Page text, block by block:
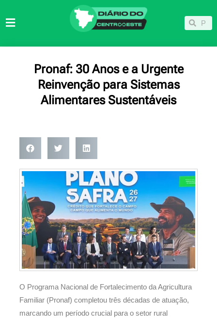
para
Pesquisar
Pronaf: 30 Anos e a Urgente
Reinvenção para Sistemas
Alimentares Sustentáveis
O Programa Nacional de Fortalecimento da Agricultura
Familiar (Pronaf) completou três décadas de atuação,
marcando um período crucial para o setor rural